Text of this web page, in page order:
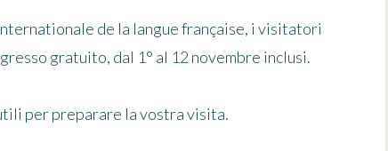
de la langue française, i visitatori
gratuito, dal 1° al 12 novembre inclusi.
per preparare la vostra visita.